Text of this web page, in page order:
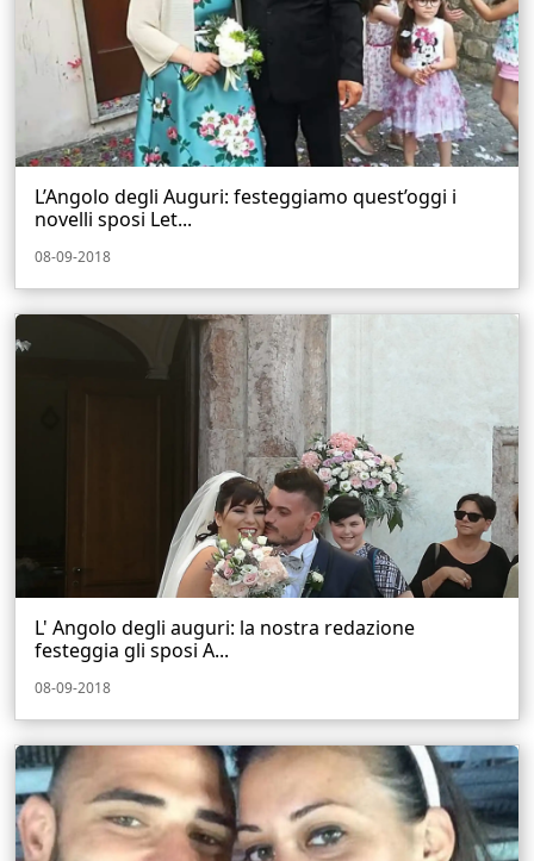
L’Angolo degli Auguri: festeggiamo quest’oggi i
novelli sposi Let...
08-09-2018
L' Angolo degli auguri: la nostra redazione
festeggia gli sposi A...
08-09-2018